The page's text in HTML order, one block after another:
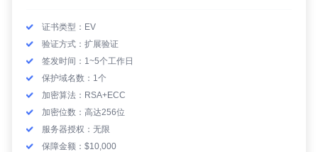
证书类型：EV
验证方式：扩展验证
签发时间：1~5个工作日
保护域名数：1个
加密算法：RSA+ECC
加密位数：高达256位
服务器授权：无限
保障金额：$10,000